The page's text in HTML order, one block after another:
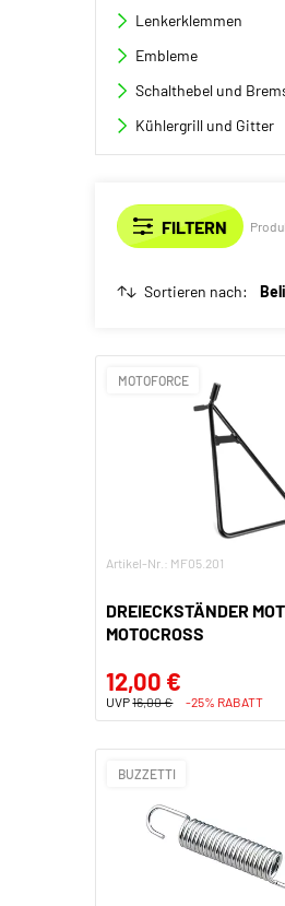
Lenkerklemmen
Embleme
Schalthebel und
Kühlergrill und Gitter
Sortieren nach:
MOTOFORCE
Artikel-Nr.: MF05.201
DREIECKSTÄNDER
MOTOCROSS
12,00 €
UVP16,00 € -25% RABATT
BUZZETTI